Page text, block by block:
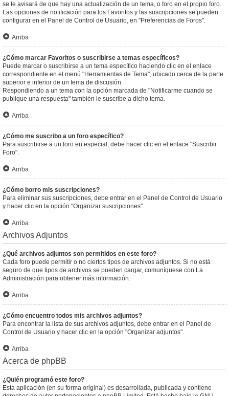
se le avisará de que hay una actualización de un tema, o foro en el propio foro.
Las opciones de notificación para los Favoritos y las suscripciones se pueden
configurar en el Panel de Control de Usuario, en "Preferencias de Foros".
Arriba
¿Cómo marcar Favoritos o suscribirse a temas específicos?
Puede marcar o suscribirse a un tema específico haciendo clic en el enlace
correspondiente en el menú "Herramientas de Tema", ubicado cerca de la parte
superior e inferior de un tema de discusión.
Respondiendo a un tema con la opción marcada de "Notificarme cuando se
publique una respuesta" también le suscribe a dicho tema.
Arriba
¿Cómo me suscribo a un foro específico?
Para suscribirse a un foro en especial, debe hacer clic en el enlace "Suscribir
Foro".
Arriba
¿Cómo borro mis suscripciones?
Para eliminar sus suscripciones, debe entrar en el Panel de Control de Usuario
y hacer clic en la opción "Organizar suscripciones".
Arriba
Archivos Adjuntos
¿Qué archivos adjuntos son permitidos en este foro?
Cada foro puede permitir o no ciertos tipos de archivos adjuntos. Si no está
seguro de que tipos de archivos se pueden cargar, comuníquese con La
Administración para obtener más información.
Arriba
¿Cómo encuentro todos mis archivos adjuntos?
Para encontrar la lista de sus archivos adjuntos, debe entrar en el Panel de
Control de Usuario y hacer clic en la opción "Organizar adjuntos".
Arriba
Acerca de phpBB
¿Quién programó este foro?
Esta aplicación (en su forma original) es desarrollada, publicada y contiene